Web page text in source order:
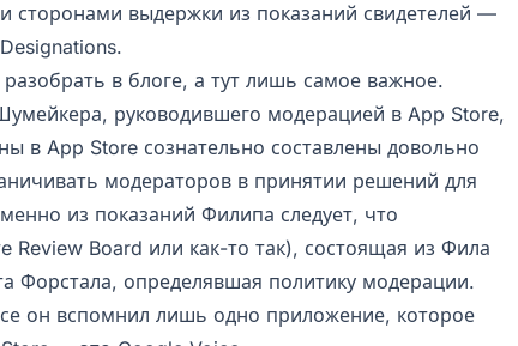
сторонами выдержки из показаний свидетелей —
в блоге, а тут лишь самое важное.
руководившего модерацией в App Store,
в App Store сознательно составлены довольно
модераторов в принятии решений для
из показаний Филипа следует, что
Review Board или как-то так), состоящая из Фила
Форстала, определявшая политику модерации.
он вспомнил лишь одно приложение, которое